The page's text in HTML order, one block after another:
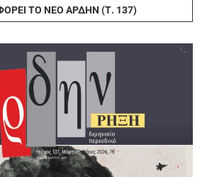
ΤΟ ΝΈΟ ΆΡΔΗΝ (Τ. 137)